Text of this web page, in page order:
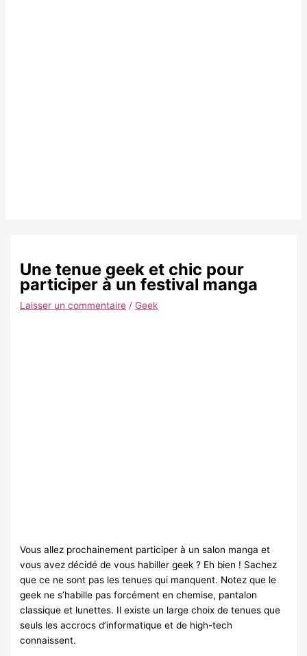
Une tenue geek et chic pour
participer à un festival manga
Laisser un commentaire /Geek
Vous allez prochainement participer à un salon manga et
vous avez décidé de vous habiller geek ? Eh bien ! Sachez
que ce ne sont pas les tenues qui manquent. Notez que le
geek ne s’habille pas forcément en chemise, pantalon
classique et lunettes. Il existe un large choix de tenues que
seuls les accrocs d’informatique et de high-tech
connaissent.